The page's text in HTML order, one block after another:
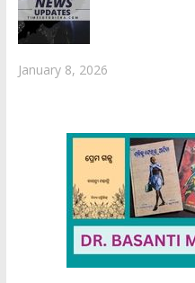
January 8, 2026